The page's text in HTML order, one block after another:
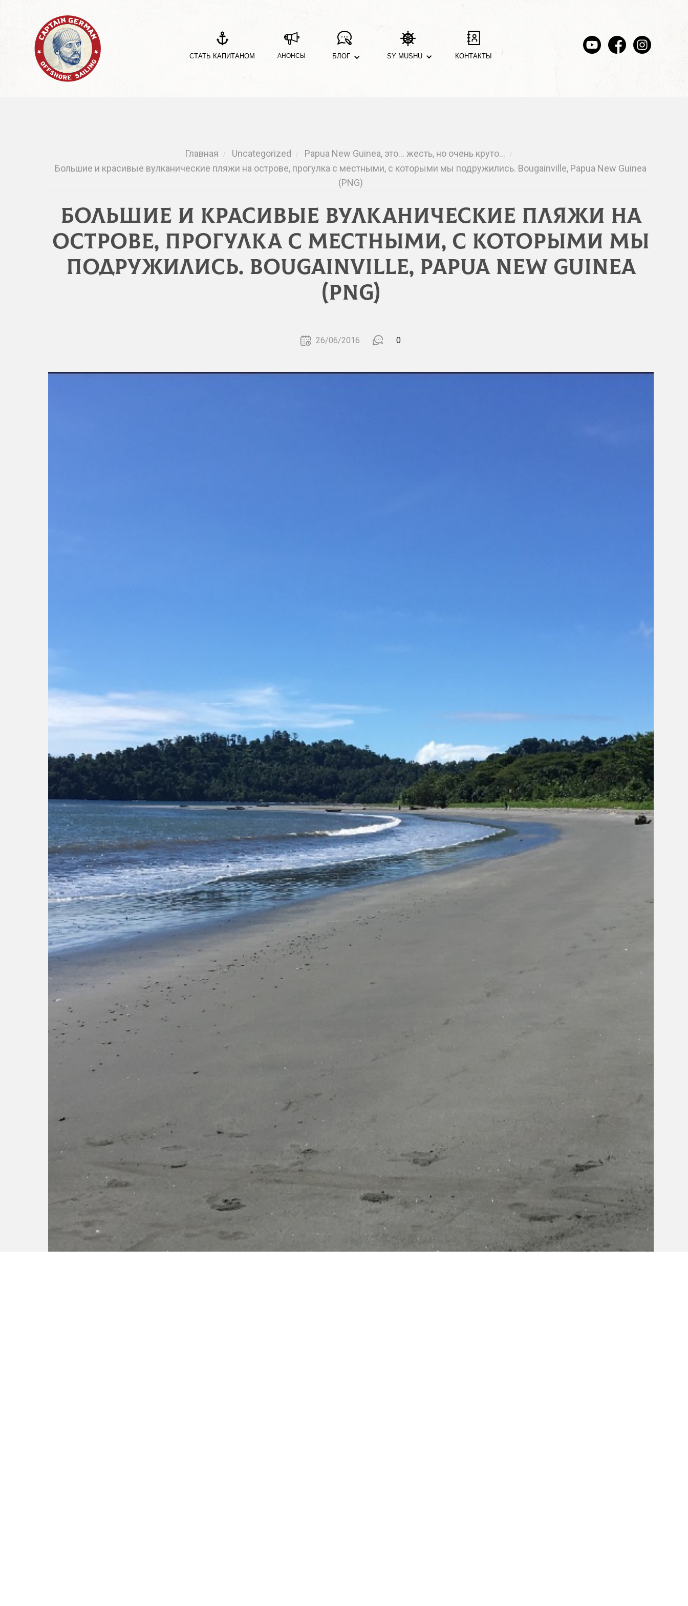
СТАТЬ КАПИТАНОМ АНОНСЫ БЛОГ SY MUSHU КОНТАКТЫ
Главная / Uncategorized / Papua New Guinea, это… жесть, но очень круто… /
Большие и красивые вулканические пляжи на острове, прогулка с местными, с которыми мы подружились. Bougainville, Papua New Guinea
(PNG)
Большие и красивые вулканические пляжи на
острове, прогулка с местными, с которыми мы
подружились. Bougainville, Papua New Guinea
(PNG)
26/06/2016 0